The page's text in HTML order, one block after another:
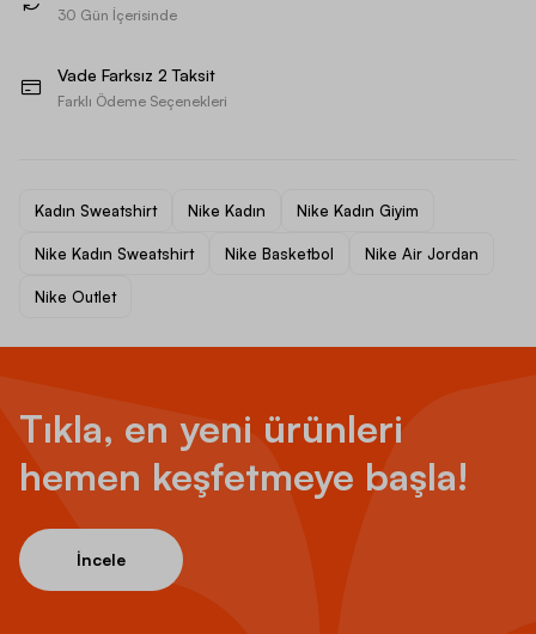
30 Gün İçerisinde
Vade Farksız 2 Taksit
Farklı Ödeme Seçenekleri
Kadın Sweatshirt Nike Kadın Nike Kadın Giyim
Nike Kadın Sweatshirt Nike Basketbol Nike Air Jordan
Nike Outlet
Tıkla, en yeni ürünleri
hemen keşfetmeye başla!
İncele